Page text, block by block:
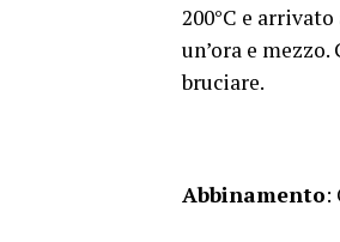
200°C e
un’ora e
bruciare.
Abbinamento: